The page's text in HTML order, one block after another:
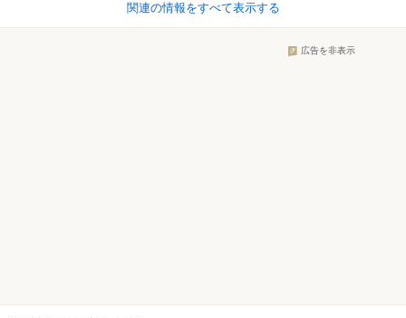
関連の情報をすべて表示する
広告を非表示